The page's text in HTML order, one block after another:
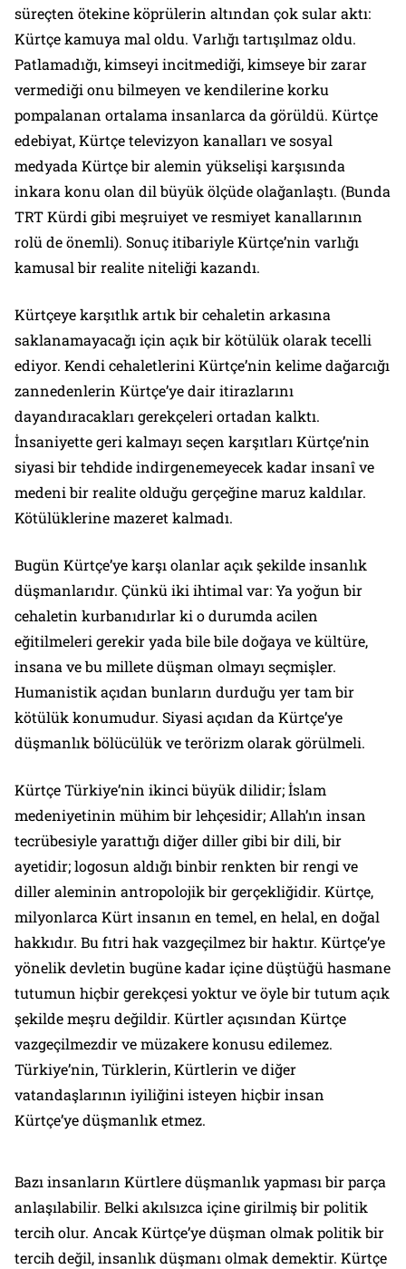
süreçten ötekine köprülerin altından çok sular aktı:
Kürtçe kamuya mal oldu. Varlığı tartışılmaz oldu.
Patlamadığı, kimseyi incitmediği, kimseye bir zarar
vermediği onu bilmeyen ve kendilerine korku
pompalanan ortalama insanlarca da görüldü. Kürtçe
edebiyat, Kürtçe televizyon kanalları ve sosyal
medyada Kürtçe bir alemin yükselişi karşısında
inkara konu olan dil büyük ölçüde olağanlaştı. (Bunda
TRT Kürdi gibi meşruiyet ve resmiyet kanallarının
rolü de önemli). Sonuç itibariyle Kürtçe’nin varlığı
kamusal bir realite niteliği kazandı.
Kürtçeye karşıtlık artık bir cehaletin arkasına
saklanamayacağı için açık bir kötülük olarak tecelli
ediyor. Kendi cehaletlerini Kürtçe’nin kelime dağarcığı
zannedenlerin Kürtçe’ye dair itirazlarını
dayandıracakları gerekçeleri ortadan kalktı.
İnsaniyette geri kalmayı seçen karşıtları Kürtçe’nin
siyasi bir tehdide indirgenemeyecek kadar insanî ve
medeni bir realite olduğu gerçeğine maruz kaldılar.
Kötülüklerine mazeret kalmadı.
Bugün Kürtçe’ye karşı olanlar açık şekilde insanlık
düşmanlarıdır. Çünkü iki ihtimal var: Ya yoğun bir
cehaletin kurbanıdırlar ki o durumda acilen
eğitilmeleri gerekir yada bile bile doğaya ve kültüre,
insana ve bu millete düşman olmayı seçmişler.
Humanistik açıdan bunların durduğu yer tam bir
kötülük konumudur. Siyasi açıdan da Kürtçe’ye
düşmanlık bölücülük ve terörizm olarak görülmeli.
Kürtçe Türkiye’nin ikinci büyük dilidir; İslam
medeniyetinin mühim bir lehçesidir; Allah’ın insan
tecrübesiyle yarattığı diğer diller gibi bir dili, bir
ayetidir; logosun aldığı binbir renkten bir rengi ve
diller aleminin antropolojik bir gerçekliğidir. Kürtçe,
milyonlarca Kürt insanın en temel, en helal, en doğal
hakkıdır. Bu fıtri hak vazgeçilmez bir haktır. Kürtçe’ye
yönelik devletin bugüne kadar içine düştüğü hasmane
tutumun hiçbir gerekçesi yoktur ve öyle bir tutum açık
şekilde meşru değildir. Kürtler açısından Kürtçe
vazgeçilmezdir ve müzakere konusu edilemez.
Türkiye’nin, Türklerin, Kürtlerin ve diğer
vatandaşlarının iyiliğini isteyen hiçbir insan
Kürtçe’ye düşmanlık etmez.
Bazı insanların Kürtlere düşmanlık yapması bir parça
anlaşılabilir. Belki akılsızca içine girilmiş bir politik
tercih olur. Ancak Kürtçe’ye düşman olmak politik bir
tercih değil, insanlık düşmanı olmak demektir. Kürtçe